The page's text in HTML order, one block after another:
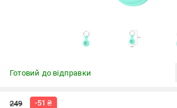
Готовий до відправки
249 -51 ₴